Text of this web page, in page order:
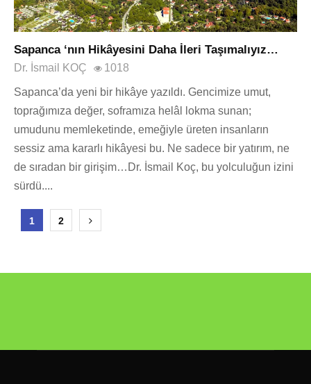
Sapanca ‘nın Hikâyesini Daha İleri Taşımalıyız…
Dr. İsmail KOÇ 1018
Sapanca’da yeni bir hikâye yazıldı. Gencimize umut,
toprağımıza değer, soframıza helâl lokma sunan;
umudunu memleketinde, emeğiyle üreten insanların
sessiz ama kararlı hikâyesi bu. Ne sadece bir yatırım, ne
de sıradan bir girişim…Dr. İsmail Koç, bu yolculuğun izini
sürdü....
Yazı
1 2